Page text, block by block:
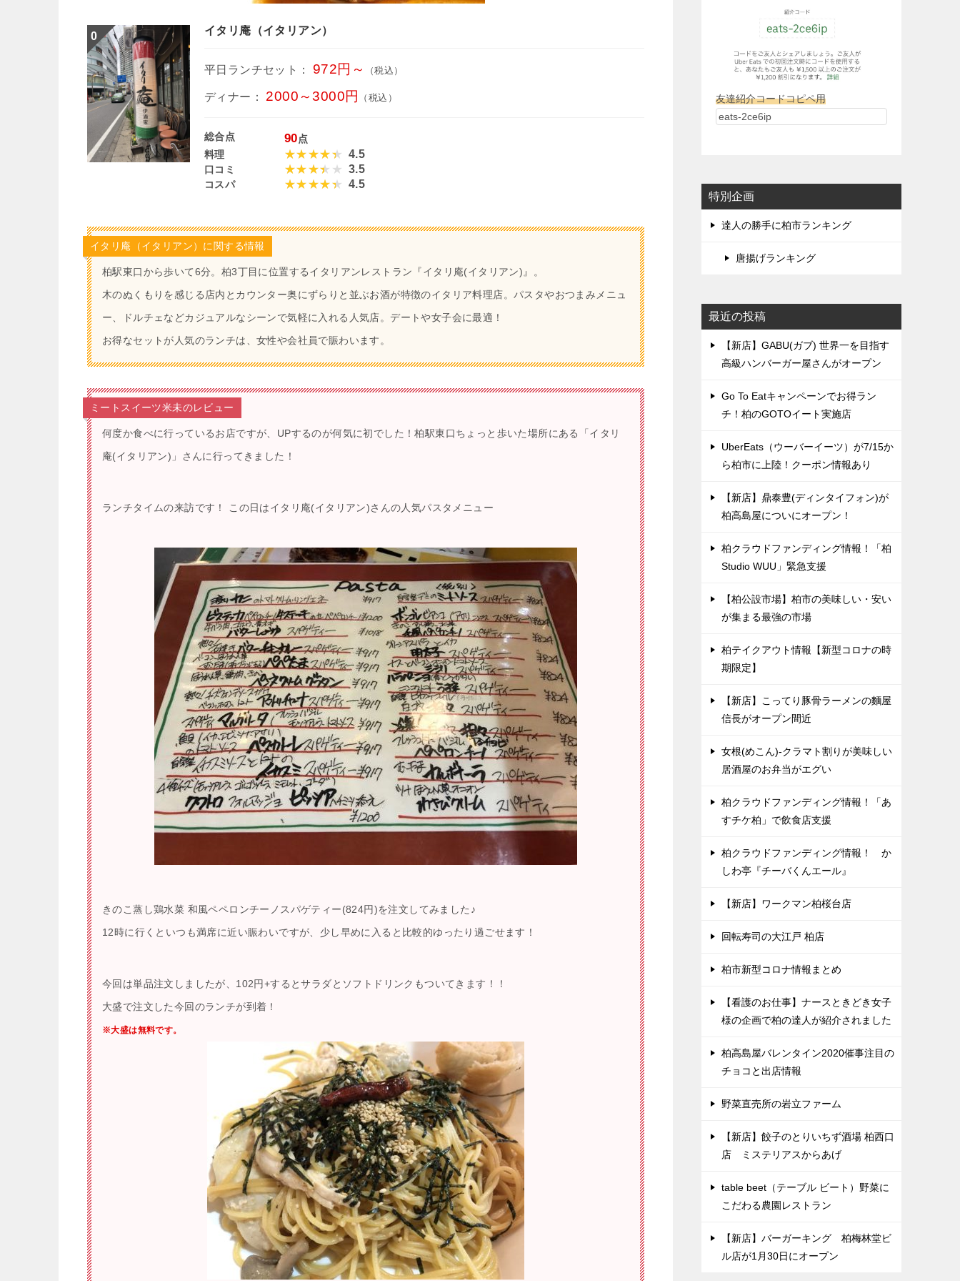
イタリ庵（イタリアン）
平日ランチセット： 972円～ （税込）
ディナー： 2000～3000円 （税込）
総合点 90点
料理
4.5
口コミ 3.5
コスパ 4.5
イタリ庵（イタリアン）に関する情報
柏駅東口から歩いて6分。柏3丁目に位置するイタリアンレストラン『イタリ庵(イタリアン)』。
木のぬくもりを感じる店内とカウンター奥にずらりと並ぶお酒が特徴のイタリア料理店。パスタやおつまみメニュ
ー、ドルチェなどカジュアルなシーンで気軽に入れる人気店。デートや女子会に最適！
お得なセットが人気のランチは、女性や会社員で賑わいます。
ミートスイーツ米未のレビュー
何度か食べに行っているお店ですが、UPするのが何気に初でした！柏駅東口ちょっと歩いた場所にある「イタリ
庵(イタリアン)」さんに行ってきました！
ランチタイムの来訪です！ この日はイタリ庵(イタリアン)さんの人気パスタメニュー
きのこ蒸し鶏水菜 和風ペペロンチーノスパゲティー(824円)を注文してみました♪
12時に行くといつも満席に近い賑わいですが、少し早めに入ると比較的ゆったり過ごせます！
今回は単品注文しましたが、102円+するとサラダとソフトドリンクもついてきます！！
大盛で注文した今回のランチが到着！
※大盛は無料です。
友達紹介コードコピペ用
特別企画
達人の勝手に柏市ランキング
唐揚げランキング
最近の投稿
【新店】GABU(ガブ) 世界一を目指す
高級ハンバーガー屋さんがオープン
Go To Eatキャンペーンでお得ラン
チ！柏のGOTOイート実施店
UberEats（ウーバーイーツ）が7/15か
ら柏市に上陸！クーポン情報あり
【新店】鼎泰豊(ディンタイフォン)が
柏高島屋についにオープン！
柏クラウドファンディング情報！「柏
Studio WUU」緊急支援
【柏公設市場】柏市の美味しい・安い
が集まる最強の市場
柏テイクアウト情報【新型コロナの時
期限定】
【新店】こってり豚骨ラーメンの麵屋
信長がオープン間近
女根(めこん)-クラマト割りが美味しい
居酒屋のお弁当がエグい
柏クラウドファンディング情報！「あ
すチケ柏」で飲食店支援
柏クラウドファンディング情報！ か
しわ亭『チーバくんエール』
【新店】ワークマン柏桜台店
回転寿司の大江戸 柏店
柏市新型コロナ情報まとめ
【看護のお仕事】ナースときどき女子
様の企画で柏の達人が紹介されました
柏高島屋バレンタイン2020催事注目の
チョコと出店情報
野菜直売所の岩立ファーム
【新店】餃子のとりいちず酒場 柏西口
店 ミステリアスからあげ
table beet（テーブル ビート）野菜に
こだわる農園レストラン
【新店】バーガーキング 柏梅林堂ビ
ル店が1月30日にオープン